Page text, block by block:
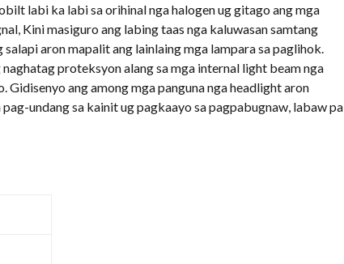
labi ka labi sa orihinal nga halogen ug gitago ang mga
Kini masiguro ang labing taas nga kaluwasan samtang
aron mapalit ang lainlaing mga lampara sa paglihok.
proteksyon alang sa mga internal light beam nga
Gidisenyo ang among mga panguna nga headlight aron
undang sa kainit ug pagkaayo sa pagpabugnaw, labaw pa